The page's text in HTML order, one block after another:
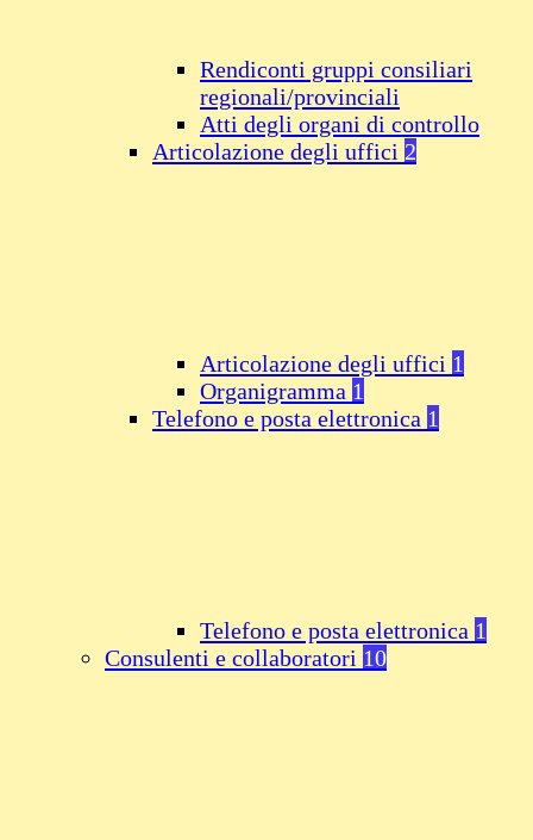
Rendiconti gruppi consiliari
regionali/provinciali
Atti degli organi di controllo
Articolazione degli uffici 2
Articolazione degli uffici 1
Organigramma 1
Telefono e posta elettronica 1
Telefono e posta elettronica 1
Consulenti e collaboratori 10